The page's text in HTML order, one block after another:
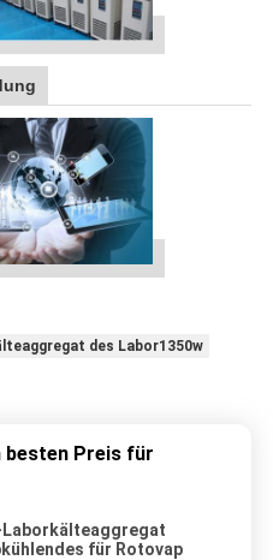
des Labor1350w
besten Preis für
für Rotovap